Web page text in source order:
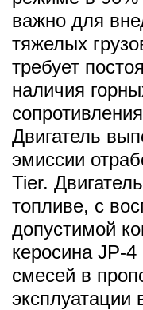
важно для
тяжелых
требует
наличия
Двигатель
эмиссии
Tier.
топливе, с
допустимой
керосина JP-
смесей в
эксплуатации